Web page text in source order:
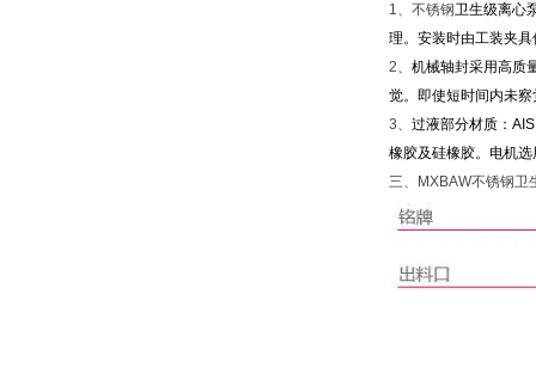
1、不锈钢卫生级离心
理。安装时由工装夹
2、 机械轴封采用高质
觉。即使短时间内未
3、 过液部分材质：
橡胶及硅橡胶。电机
三、
MXBAW不锈钢卫